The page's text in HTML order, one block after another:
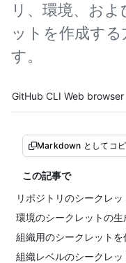
リ、環境、お
ットを作成す
す。
Tool navigation
GitHub CLI Web browser
Markdown としてコ
この記事で
リポジトリのシークレ
環境のシークレットの生
組織用のシークレットを
組織レベルのシークレ